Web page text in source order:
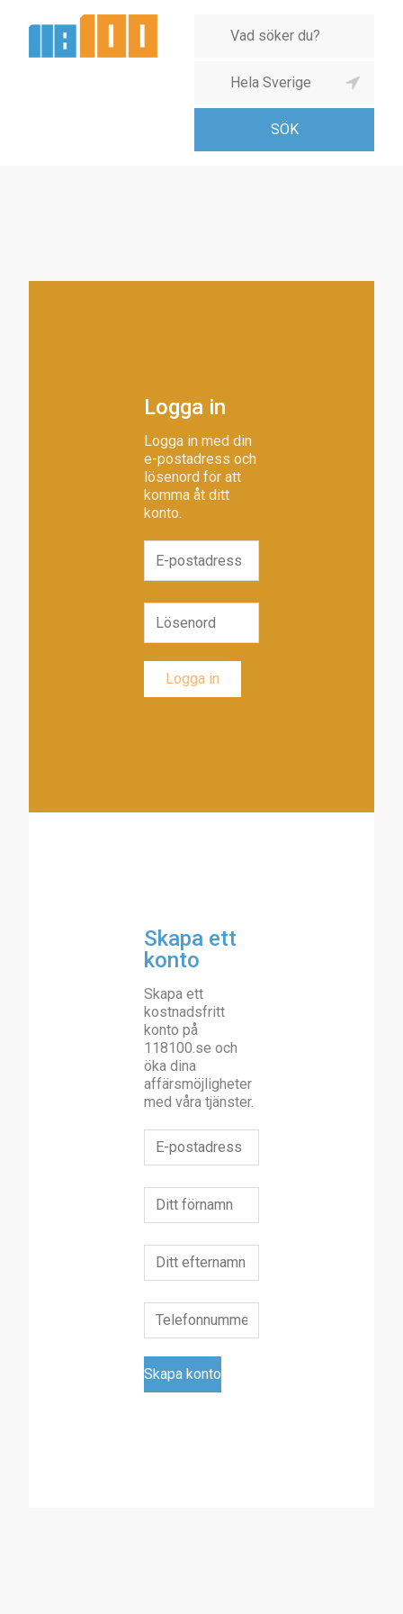
Logga in
Logga in med din
e-postadress och
lösenord för att
komma åt ditt
konto.
Skapa ett
konto
Skapa ett
kostnadsfritt
konto på
118100.se och
öka dina
affärsmöjligheter
med våra tjänster.